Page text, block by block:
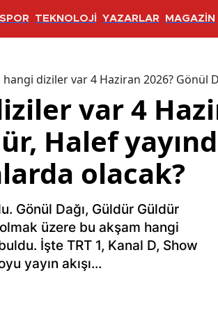
SPOR TEKNOLOJİ YAZARLAR MAGAZİN
hangi diziler var 4 Haziran 2026? Gönül
var 4
Halef
olacak?
Gönül Dağı, Güldür Güldür
üzere bu akşam hangi
İşte TRT 1, Kanal D, Show
yayın akışı...